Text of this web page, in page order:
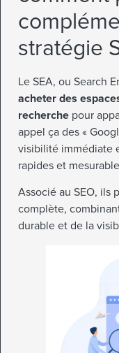
stratégie
Le SEA, ou Search
acheter des
recherche pour
appel ça des «
visibilité immédiate
rapides et
Associé au SEO, ils
complète,
durable et de la